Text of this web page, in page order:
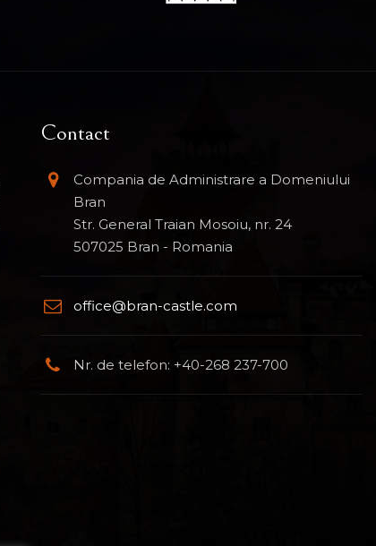
Contact
Compania de Administrare a Domeniului
Bran
Str. General Traian Mosoiu, nr. 24
507025 Bran - Romania
office@bran-castle.com
Nr. de telefon: +40-268 237-700